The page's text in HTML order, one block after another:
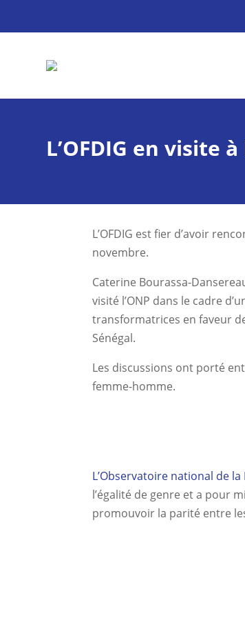
L’OFDIG en visite
L’OFDIG est fier d’avoir
novembre.
Caterine Bourassa-
visité l’ONP dans le cadre
transformatrices en faveur
Sénégal.
Les discussions ont porté
femme-homme.
L’Observatoire national de la
l’égalité de genre et a pour
promouvoir la parité entre